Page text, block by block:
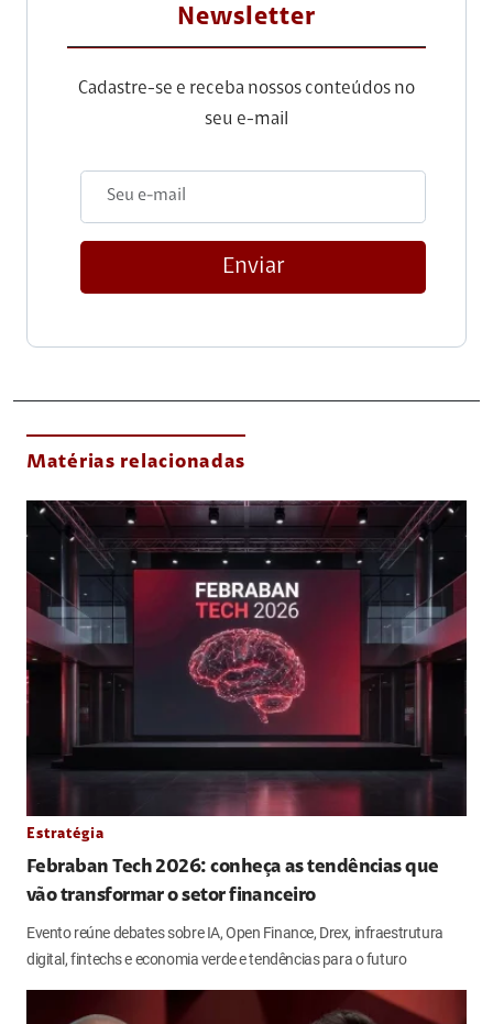
Newsletter
Cadastre-se e receba nossos conteúdos no
seu e-mail
Enviar
Matérias relacionadas
Estratégia
Febraban Tech 2026: conheça as tendências que
vão transformar o setor financeiro
Evento reúne debates sobre IA, Open Finance, Drex, infraestrutura
digital, fintechs e economia verde e tendências para o futuro